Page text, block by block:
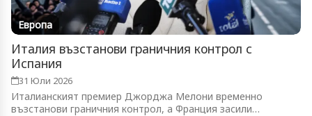
Европа
Италия възстанови граничния контрол с
Испания
31 Юли 2026
Италианският премиер Джорджа Мелони временно
възстанови граничния контрол, а Франция засили